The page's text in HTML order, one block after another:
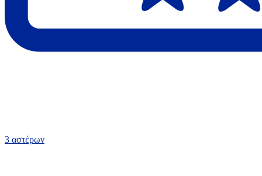
3 αστέρων